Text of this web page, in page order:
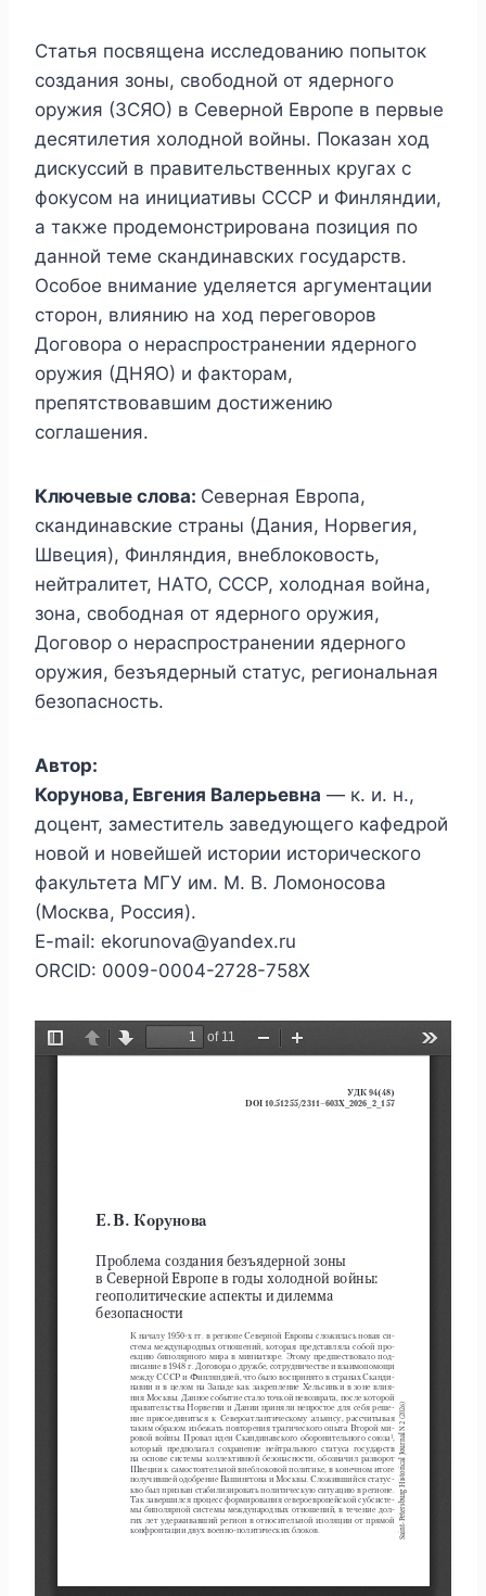
Статья посвящена исследованию попыток
создания зоны, свободной от ядерного
оружия (ЗСЯО) в Северной Европе в первые
десятилетия холодной войны. Показан ход
дискуссий в правительственных кругах с
фокусом на инициативы СССР и Финляндии,
а также продемонстрирована позиция по
данной теме скандинавских государств.
Особое внимание уделяется аргументации
сторон, влиянию на ход переговоров
Договора о нераспространении ядерного
оружия (ДНЯО) и факторам,
препятствовавшим достижению
соглашения.
Ключевые слова: Северная Европа,
скандинавские страны (Дания, Норвегия,
Швеция), Финляндия, внеблоковость,
нейтралитет, НАТО, СССР, холодная война,
зона, свободная от ядерного оружия,
Договор о нераспространении ядерного
оружия, безъядерный статус, региональная
безопасность.
Автор:
Корунова, Евгения Валерьевна — к. и. н.,
доцент, заместитель заведующего кафедрой
новой и новейшей истории исторического
факультета МГУ им. М. В. Ломоносова
(Москва, Россия).
E-mail: ekorunova@yandex.ru
ORCID: 0009-0004-2728-758X